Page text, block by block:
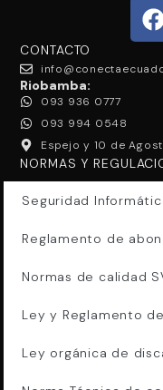
CONTACTO
Riobamba:
093 936 0777
093 994 0548
Espejo y 10 de
NORMAS Y
Seguridad
Reglamento de
Normas de calidad
Ley y Reglamento
Ley orgánica de